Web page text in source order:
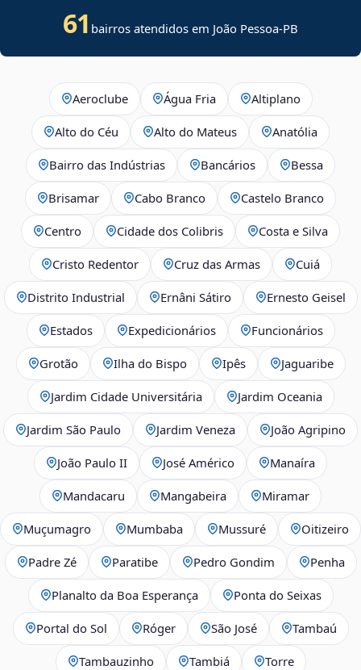
61 bairros atendidos em João Pessoa-PB
Aeroclube Água Fria Altiplano
Alto do Céu Alto do Mateus Anatólia
Bairro das Indústrias Bancários Bessa
Brisamar Cabo Branco Castelo Branco
Centro Cidade dos Colibris Costa e Silva
Cristo Redentor Cruz das Armas Cuiá
Distrito Industrial Ernâni Sátiro Ernesto Geisel
Estados Expedicionários Funcionários
Grotão Ilha do Bispo Ipês Jaguaribe
Jardim Cidade Universitária Jardim Oceania
Jardim São Paulo Jardim Veneza João Agripino
João Paulo II José Américo Manaíra
Mandacaru Mangabeira Miramar
Muçumagro Mumbaba Mussuré Oitizeiro
Padre Zé Paratibe Pedro Gondim Penha
Planalto da Boa Esperança Ponta do Seixas
Portal do Sol Róger São José Tambaú
Tambauzinho Tambiá Torre